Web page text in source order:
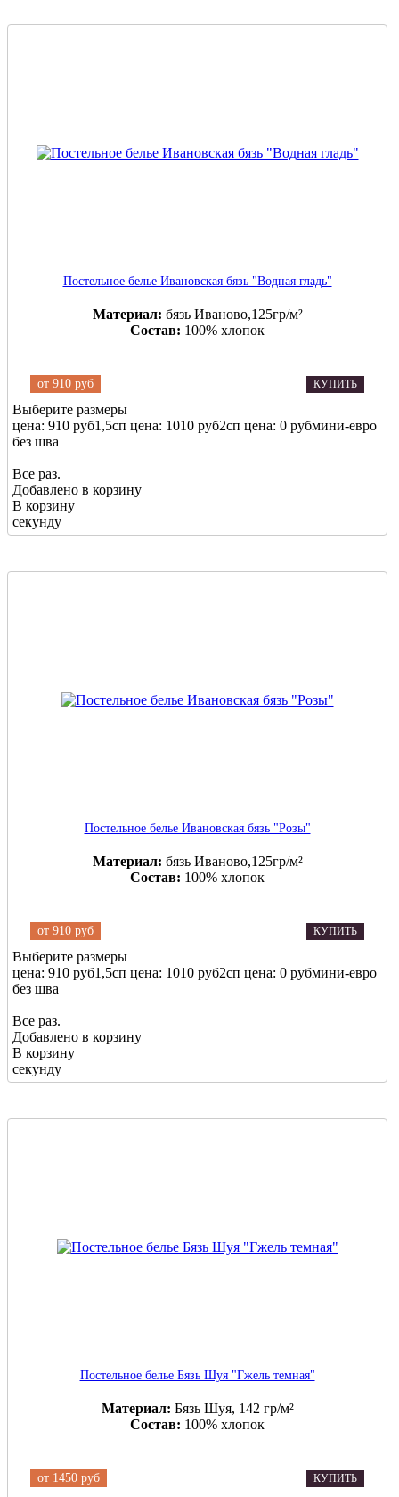
Постельное белье Ивановская бязь "Водная гладь"
Материал: бязь Иваново,125гр/м²
Состав: 100% хлопок
от 910 руб КУПИТЬ
Выберите размеры
цена: 910 руб1,5сп цена: 1010 руб2сп цена: 0 рубмини-евро
без шва
Все раз.
Добавлено в корзину
В корзину
секунду
Постельное белье Ивановская бязь "Розы"
Материал: бязь Иваново,125гр/м²
Состав: 100% хлопок
от 910 руб КУПИТЬ
Выберите размеры
цена: 910 руб1,5сп цена: 1010 руб2сп цена: 0 рубмини-евро
без шва
Все раз.
Добавлено в корзину
В корзину
секунду
Постельное белье Бязь Шуя "Гжель темная"
Материал: Бязь Шуя, 142 гр/м²
Состав: 100% хлопок
от 1450 руб КУПИТЬ